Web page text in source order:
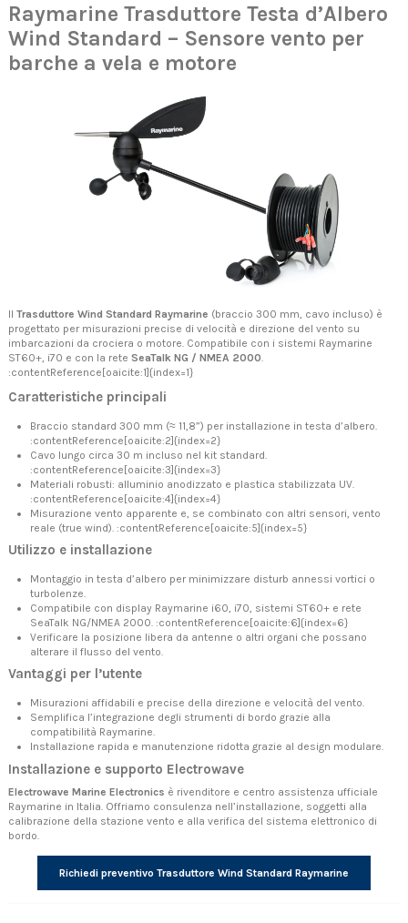
Raymarine Trasduttore Testa d’Albero
Wind Standard – Sensore vento per
barche a vela e motore
Il Trasduttore Wind Standard Raymarine (braccio 300 mm, cavo incluso) è
progettato per misurazioni precise di velocità e direzione del vento su
imbarcazioni da crociera o motore. Compatibile con i sistemi Raymarine
ST60+, i70 e con la rete SeaTalk NG / NMEA 2000.
:contentReference[oaicite:1]{index=1}
Caratteristiche principali
Braccio standard 300 mm (≈ 11,8”) per installazione in testa d’albero.
:contentReference[oaicite:2]{index=2}
Cavo lungo circa 30 m incluso nel kit standard.
:contentReference[oaicite:3]{index=3}
Materiali robusti: alluminio anodizzato e plastica stabilizzata UV.
:contentReference[oaicite:4]{index=4}
Misurazione vento apparente e, se combinato con altri sensori, vento
reale (true wind). :contentReference[oaicite:5]{index=5}
Utilizzo e installazione
Montaggio in testa d’albero per minimizzare disturb annessi vortici o
turbolenze.
Compatibile con display Raymarine i60, i70, sistemi ST60+ e rete
SeaTalk NG/NMEA 2000. :contentReference[oaicite:6]{index=6}
Verificare la posizione libera da antenne o altri organi che possano
alterare il flusso del vento.
Vantaggi per l’utente
Misurazioni affidabili e precise della direzione e velocità del vento.
Semplifica l’integrazione degli strumenti di bordo grazie alla
compatibilità Raymarine.
Installazione rapida e manutenzione ridotta grazie al design modulare.
Installazione e supporto Electrowave
Electrowave Marine Electronics è rivenditore e centro assistenza ufficiale
Raymarine in Italia. Offriamo consulenza nell’installazione, soggetti alla
calibrazione della stazione vento e alla verifica del sistema elettronico di
bordo.
Richiedi preventivo Trasduttore Wind Standard Raymarine